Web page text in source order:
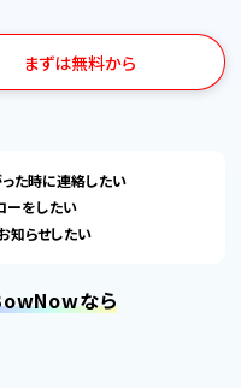
まずは無料から
た時に連絡したい
ーをしたい
知らせしたい
なら